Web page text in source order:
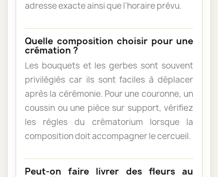
adresse exacte ainsi que l’horaire prévu.
Quelle composition choisir pour une
crémation ?
Les bouquets et les gerbes sont souvent
privilégiés car ils sont faciles à déplacer
après la cérémonie. Pour une couronne, un
coussin ou une pièce sur support, vérifiez
les règles du crématorium lorsque la
composition doit accompagner le cercueil.
Peut-on faire livrer des fleurs au